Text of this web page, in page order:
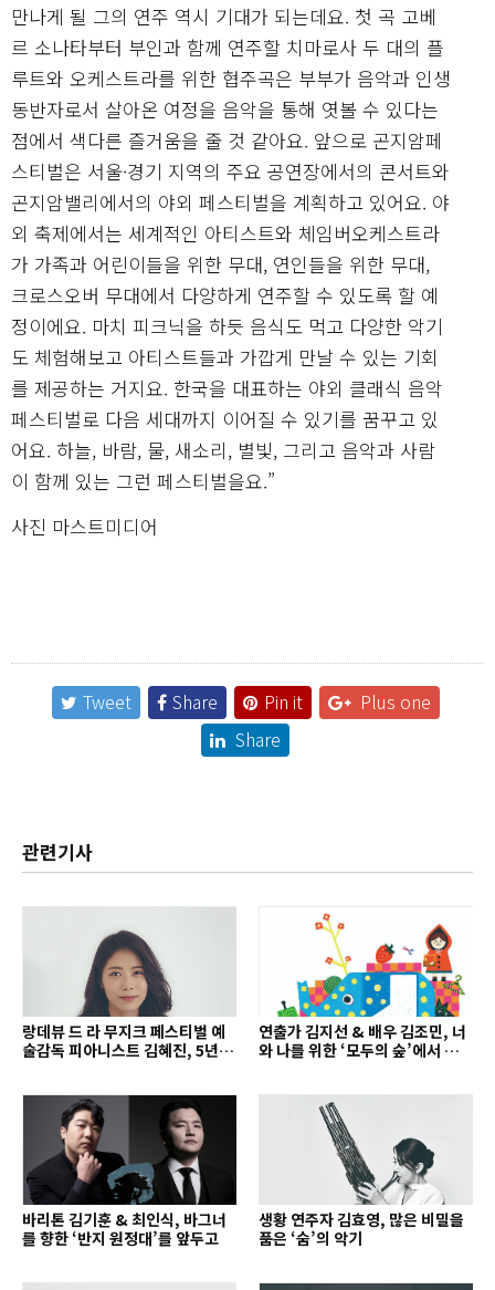
만나게 될 그의 연주 역시 기대가 되는데요. 첫 곡 고베
르 소나타부터 부인과 함께 연주할 치마로사 두 대의 플
루트와 오케스트라를 위한 협주곡은 부부가 음악과 인생
동반자로서 살아온 여정을 음악을 통해 엿볼 수 있다는
점에서 색다른 즐거움을 줄 것 같아요. 앞으로 곤지암페
스티벌은 서울·경기 지역의 주요 공연장에서의 콘서트와
곤지암밸리에서의 야외 페스티벌을 계획하고 있어요. 야
외 축제에서는 세계적인 아티스트와 체임버오케스트라
가 가족과 어린이들을 위한 무대, 연인들을 위한 무대,
크로스오버 무대에서 다양하게 연주할 수 있도록 할 예
정이에요. 마치 피크닉을 하듯 음식도 먹고 다양한 악기
도 체험해보고 아티스트들과 가깝게 만날 수 있는 기회
를 제공하는 거지요. 한국을 대표하는 야외 클래식 음악
페스티벌로 다음 세대까지 이어질 수 있기를 꿈꾸고 있
어요. 하늘, 바람, 물, 새소리, 별빛, 그리고 음악과 사람
이 함께 있는 그런 페스티벌을요.”
사진 마스트미디어
Tweet Share Pin it
Plus one
Share
관련기사
랑데뷰 드 라 무지크 페스티벌 예
술감독 피아니스트 김혜진, 5년간
연출가 김지선 & 배우 김조민, 너
와 나를 위한 ‘모두의 숲’에서 만나
바리톤 김기훈 & 최인식, 바그너
를 향한 ‘반지 원정대’를 앞두고
생황 연주자 김효영, 많은 비밀을
품은 ‘숨’의 악기